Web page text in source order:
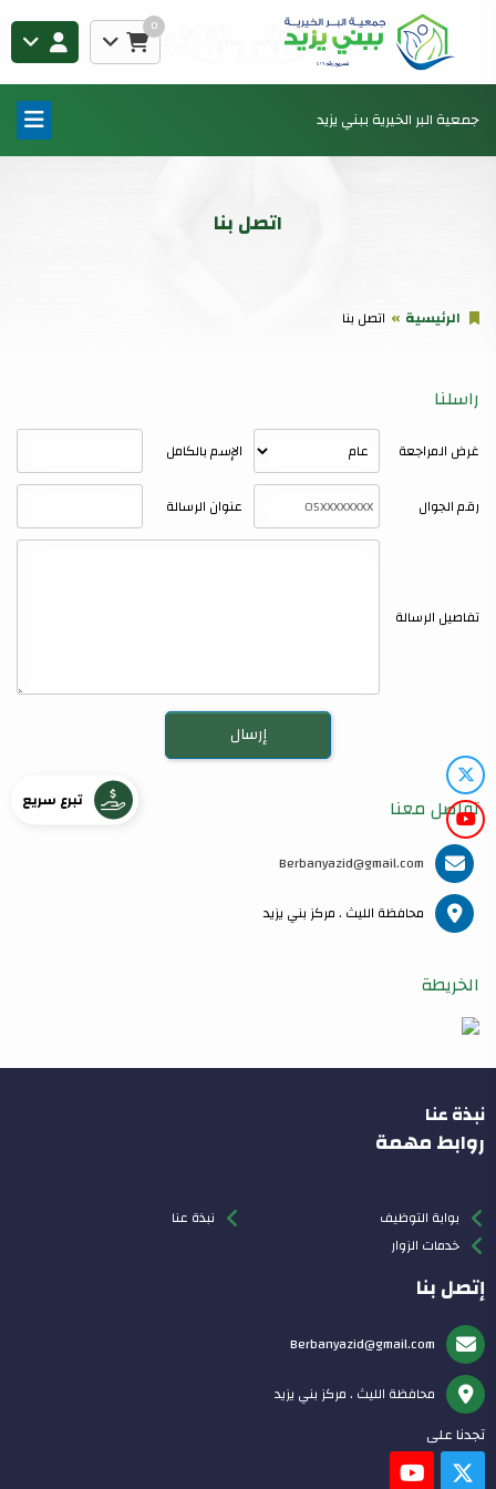
0
جمعية البر الخيرية ببني يزيد
اتصل بنا
الرئيسية اتصل بنا
راسلنا
غرض المراجعة الإسم بالكامل
رقم الجوال عنوان الرسالة
تفاصيل الرسالة
تواصل معنا
Berbanyazid@gmail.com
محافظة الليث . مركز بني يزيد
الخريطة
نبذة عنا
روابط مهمة
بوابة التوظيف
خدمات الزوار
نبذة عنا
إتصل بنا
Berbanyazid@gmail.com
محافظة الليث . مركز بني يزيد
تجدنا على
تبرع سريع